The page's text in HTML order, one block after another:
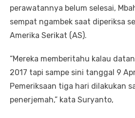
perawatannya belum selesai,
sempat ngambek saat diperiksa
Amerika Serikat (AS).
“Mereka memberitahu kalau
2017 tapi sampe sini tanggal 9
Pemeriksaan tiga hari dilakukan
penerjemah,” kata Suryanto,